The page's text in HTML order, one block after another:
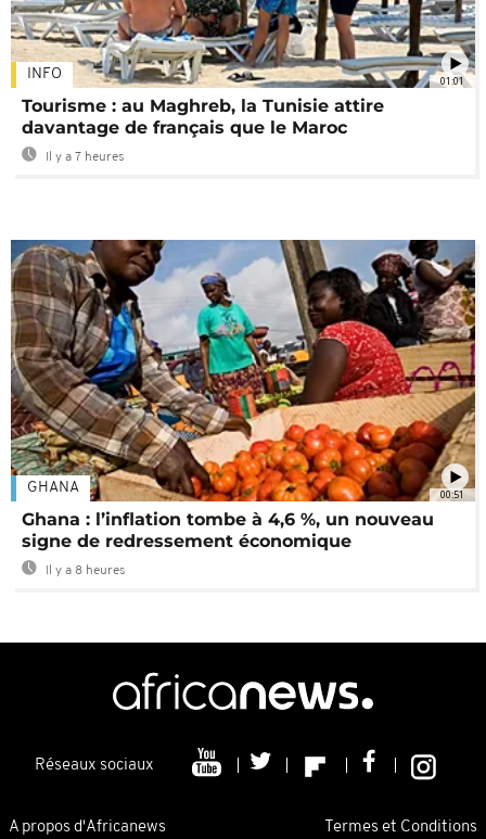
01:01
INFO
Tourisme : au Maghreb, la Tunisie attire
davantage de français que le Maroc
Il y a 7 heures
00:51
GHANA
Ghana : l’inflation tombe à 4,6 %, un nouveau
signe de redressement économique
Il y a 8 heures
Réseaux sociaux
A propos d'Africanews Termes et Conditions